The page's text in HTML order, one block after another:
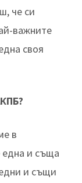
че си
важните
своя
в
една и съща
и същи